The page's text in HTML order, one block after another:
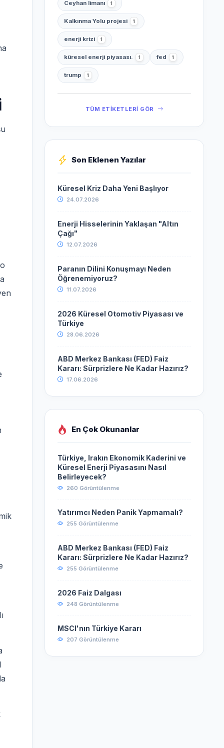
Ceyhan limanı 1
Kalkınma Yolu projesi 1
enerji krizi 1
küresel enerji piyasası. 1 fed 1
trump 1
TÜM ETİKETLERİ GÖR
Son Eklenen Yazılar
Küresel Kriz Daha Yeni Başlıyor
24.07.2026
Enerji Hisselerinin Yaklaşan "Altın
Çağı"
12.07.2026
Paranın Dilini Konuşmayı Neden
Öğrenemiyoruz?
11.07.2026
2026 Küresel Otomotiv Piyasası ve
Türkiye
28.06.2026
ABD Merkez Bankası (FED) Faiz
Kararı: Sürprizlere Ne Kadar Hazırız?
17.06.2026
En Çok Okunanlar
Türkiye, Irakın Ekonomik Kaderini ve
Küresel Enerji Piyasasını Nasıl
Belirleyecek?
260 Görüntülenme
Yatırımcı Neden Panik Yapmamalı?
255 Görüntülenme
ABD Merkez Bankası (FED) Faiz
Kararı: Sürprizlere Ne Kadar Hazırız?
255 Görüntülenme
2026 Faiz Dalgası
248 Görüntülenme
MSCI'nın Türkiye Kararı
207 Görüntülenme